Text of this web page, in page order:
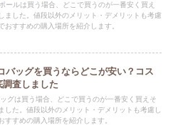
ールは買う場合、どこで買うのが一番安く買え
ました。値段以外のメリット・デメリットも考慮
おすすめの購入場所を紹介します。
バッグを買うならどこが安い？コス
査しました
グは買う場合、どこで買うのが一番安く買えそ
した。値段以外のメリット・デメリットも考慮し
すすめの購入場所を紹介します。